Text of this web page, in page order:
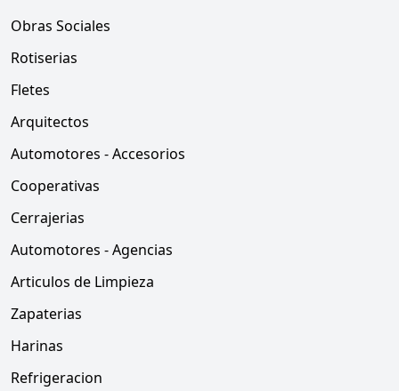
Obras Sociales
Rotiserias
Fletes
Arquitectos
Automotores - Accesorios
Cooperativas
Cerrajerias
Automotores - Agencias
Articulos de Limpieza
Zapaterias
Harinas
Refrigeracion